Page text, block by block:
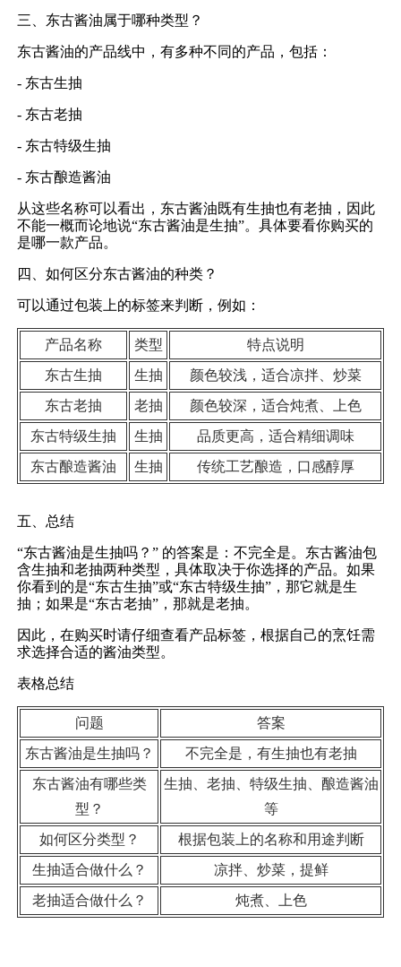
三、东古酱油属于哪种类型？
东古酱油的产品线中，有多种不同的产品，包括：
- 东古生抽
- 东古老抽
- 东古特级生抽
- 东古酿造酱油
从这些名称可以看出，东古酱油既有生抽也有老抽，因此
不能一概而论地说“东古酱油是生抽”。具体要看你购买的
是哪一款产品。
四、如何区分东古酱油的种类？
可以通过包装上的标签来判断，例如：
产品名称 类型
特点说明
东古生抽
生抽
颜色较浅，适合凉拌、炒菜
东古老抽
老抽
颜色较深，适合炖煮、上色
东古特级生抽
生抽
品质更高，适合精细调味
东古酿造酱油
生抽 传统工艺酿造，口感醇厚
五、总结
“东古酱油是生抽吗？” 的答案是：不完全是。东古酱油包
含生抽和老抽两种类型，具体取决于你选择的产品。如果
你看到的是“东古生抽”或“东古特级生抽”，那它就是生
抽；如果是“东古老抽”，那就是老抽。
因此，在购买时请仔细查看产品标签，根据自己的烹饪需
求选择合适的酱油类型。
表格总结
问题
答案
东古酱油是生抽吗？
不完全是，有生抽也有老抽
东古酱油有哪些类
型？
生抽、老抽、特级生抽、酿造酱油
等
如何区分类型？
根据包装上的名称和用途判断
生抽适合做什么？
凉拌、炒菜，提鲜
老抽适合做什么？
炖煮、上色